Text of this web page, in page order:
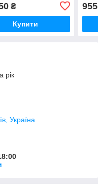
₴
Купити
рік
Україна